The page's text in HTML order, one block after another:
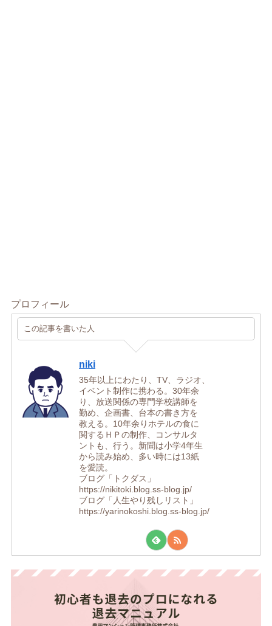
プロフィール
この記事を書いた人
niki
35年以上にわたり、TV、ラジオ、
イベント制作に携わる。30年余
り、放送関係の専門学校講師を
勤め、企画書、台本の書き方を
教える。10年余りホテルの食に
関するＨＰの制作、コンサルタ
ントも、行う。新聞は小学4年生
から読み始め、多い時には13紙
を愛読。
ブログ「トクダス」
https://nikitoki.blog.ss-blog.jp/
ブログ「人生やり残しリスト」
https://yarinokoshi.blog.ss-blog.jp/